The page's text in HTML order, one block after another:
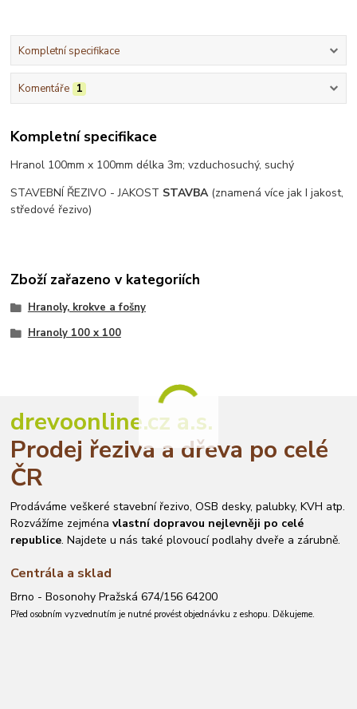
Kompletní specifikace
Komentáře 1
Kompletní specifikace
Hranol 100mm x 100mm délka 3m;vzduchosuchý, suchý
STAVEBNÍ ŘEZIVO - JAKOST STAVBA (znamená více jak I jakost,
středové řezivo)
Zboží zařazeno v kategoriích
Hranoly, krokve a fošny
Hranoly 100 x 100
drevoonline.cz a.s.
Prodej řeziva a dřeva po celé
ČR
Prodáváme veškeré stavební řezivo, OSB desky, palubky, KVH atp.
Rozvážíme zejménavlastní dopravou nejlevněji po celé
republice. Najdete u nás také plovoucí podlahy dveře a zárubně.
Centrála a sklad
Brno - Bosonohy Pražská 674/156 64200
Před osobním vyzvednutím je nutné provést objednávku z eshopu. Děkujeme.